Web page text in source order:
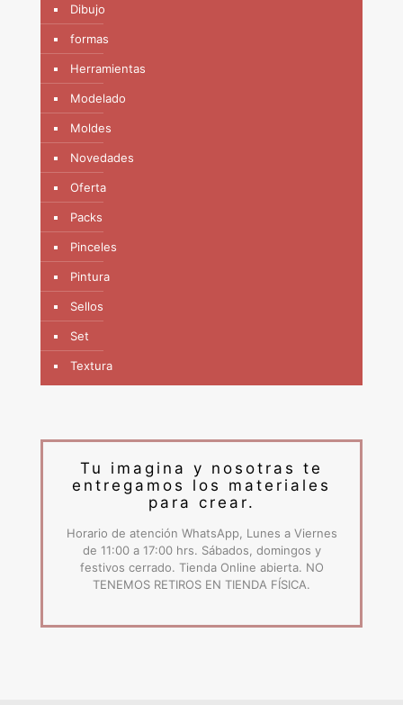
Dibujo
formas
Herramientas
Modelado
Moldes
Novedades
Oferta
Packs
Pinceles
Pintura
Sellos
Set
Textura
Tu imagina y nosotras te
entregamos los materiales
para crear.
Horario de atención WhatsApp, Lunes a Viernes
de 11:00 a 17:00 hrs. Sábados, domingos y
festivos cerrado. Tienda Online abierta. NO
TENEMOS RETIROS EN TIENDA FÍSICA.